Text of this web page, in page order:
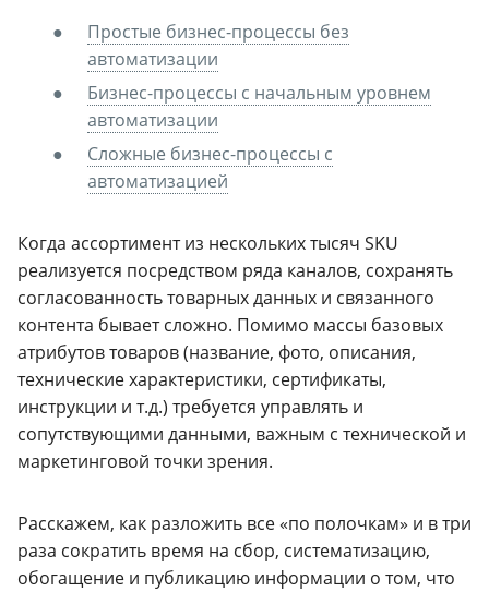
Простые бизнес-процессы без
автоматизации
Бизнес-процессы с начальным уровнем
автоматизации
Сложные бизнес-процессы с
автоматизацией
Когда ассортимент из нескольких тысяч SKU
реализуется посредством ряда каналов, сохранять
согласованность товарных данных и связанного
контента бывает сложно. Помимо массы базовых
атрибутов товаров (название, фото, описания,
технические характеристики, сертификаты,
инструкции и т.д.) требуется управлять и
сопутствующими данными, важным с технической и
маркетинговой точки зрения.
Расскажем, как разложить все «по полочкам» и в три
раза сократить время на сбор, систематизацию,
обогащение и публикацию информации о том, что